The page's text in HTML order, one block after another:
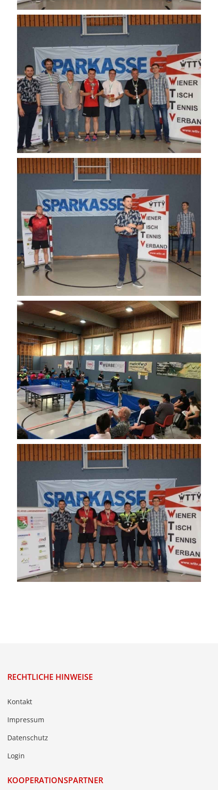
RECHTLICHE HINWEISE
Kontakt
Impressum
Datenschutz
Login
KOOPERATIONSPARTNER